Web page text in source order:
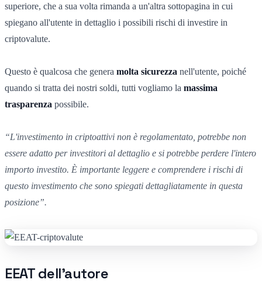
superiore, che a sua volta rimanda a un'altra sottopagina in cui
spiegano all'utente in dettaglio i possibili rischi di investire in
criptovalute.
Questo è qualcosa che genera molta sicurezza nell'utente, poiché
quando si tratta dei nostri soldi, tutti vogliamo la massima
trasparenza possibile.
“L'investimento in criptoattivi non è regolamentato, potrebbe non
essere adatto per investitori al dettaglio e si potrebbe perdere l'intero
importo investito. È importante leggere e comprendere i rischi di
questo investimento che sono spiegati dettagliatamente in questa
posizione”.
EEAT dell'autore